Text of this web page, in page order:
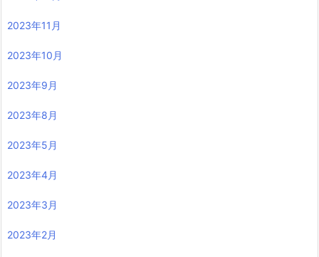
2023年11月
2023年10月
2023年9月
2023年8月
2023年5月
2023年4月
2023年3月
2023年2月